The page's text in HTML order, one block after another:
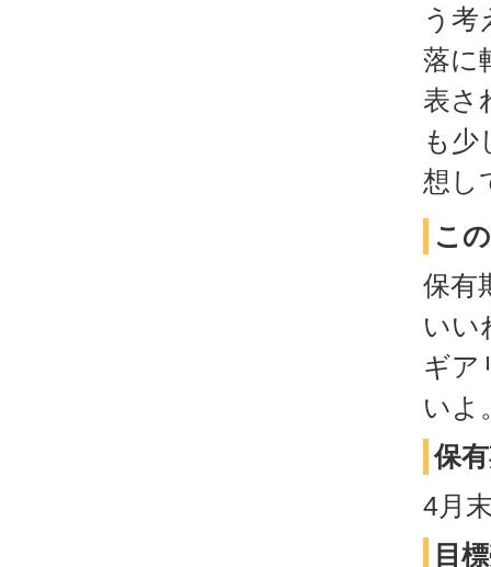
う考
落に
表さ
も少
想し
こ
保有
いい
ギア
いよ
保
4月
目